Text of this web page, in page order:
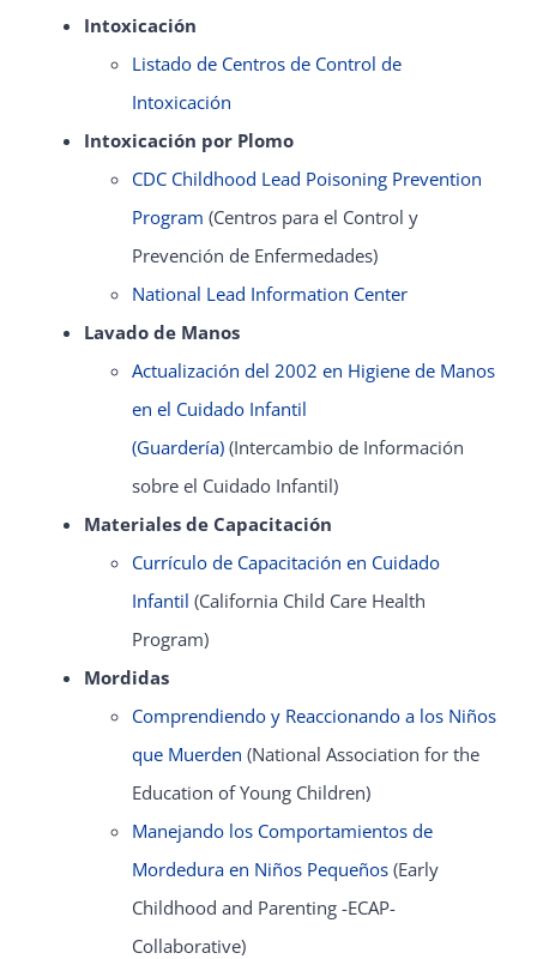
Intoxicación
Listado de Centros de Control de
Intoxicación
Intoxicación por Plomo
CDC Childhood Lead Poisoning Prevention
Program (Centros para el Control y
Prevención de Enfermedades)
National Lead Information Center
Lavado de Manos
Actualización del 2002 en Higiene de Manos
en el Cuidado Infantil
(Guardería) (Intercambio de Información
sobre el Cuidado Infantil)
Materiales de Capacitación
Currículo de Capacitación en Cuidado
Infantil (California Child Care Health
Program)
Mordidas
Comprendiendo y Reaccionando a los Niños
que Muerden (National Association for the
Education of Young Children)
Manejando los Comportamientos de
Mordedura en Niños Pequeños (Early
Childhood and Parenting -ECAP-
Collaborative)